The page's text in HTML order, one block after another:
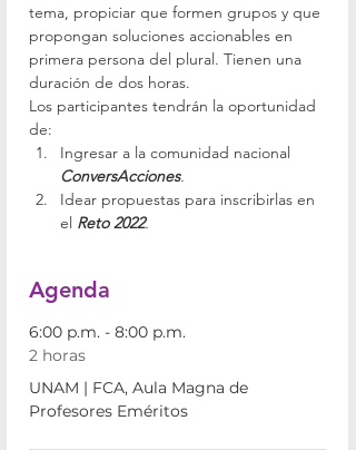
tema, propiciar que formen grupos y que
propongan soluciones accionables en
primera persona del plural. Tienen una
duración de dos horas.
Los participantes tendrán la oportunidad
de:
Ingresar a la comunidad nacional
ConversAcciones.
Idear propuestas para inscribirlas en
el Reto 2022.
Agenda
6:00 p.m. - 8:00 p.m.
2 horas
UNAM | FCA, Aula Magna de
Profesores Eméritos